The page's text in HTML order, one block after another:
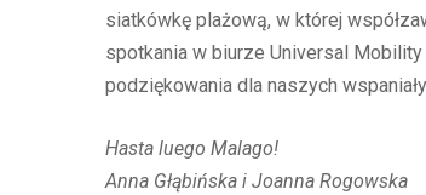
siatkówkę plażową, w której
spotkania w biurze Universal
podziękowania dla naszych
Hasta luego Malago!
Anna Głąbińska i Joanna Rogowska